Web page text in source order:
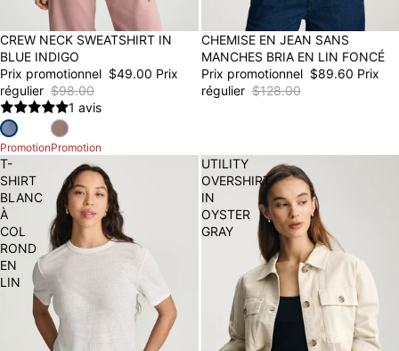
50% OFF
CREW NECK SWEATSHIRT IN
BLUE INDIGO
Prix promotionnel $49.00 Prix
régulier $98.00
1 avis
PromotionPromotion
30% OFF
CHEMISE EN JEAN SANS
MANCHES BRIA EN LIN FONCÉ
Prix promotionnel $89.60 Prix
régulier $128.00
T-
SHIRT
BLANC
À
COL
ROND
EN
LIN
UTILITY
OVERSHIRT
IN
OYSTER
GRAY